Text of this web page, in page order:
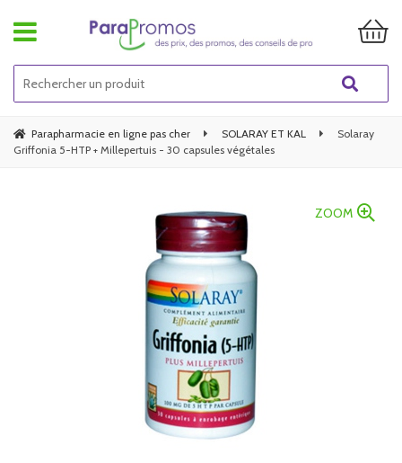
Parapharmacie en ligne pas cher SOLARAY ET KAL
Solaray
Griffonia 5-HTP + Millepertuis - 30 capsules végétales
ZOOM